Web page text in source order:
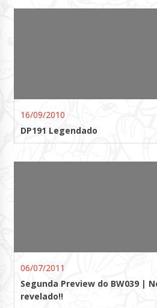
16/09/2010
DP191 Legendado
06/07/2011
Segunda Preview do BW039 |
revelado!!